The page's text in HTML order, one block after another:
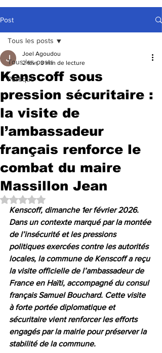
Post
Tous les posts
Politique
Tous les posts
Kenscoff sous
pression sécuritaire :
la visite de
l’ambassadeur
français renforce le
combat du maire
Massillon Jean
Joel Agoudou
2 févr. 3 min de lecture
Noté NaN étoiles sur 5.
Kenscoff, dimanche 1er février 2026.
Dans un contexte marqué par la montée
de l’insécurité et les pressions
politiques exercées contre les autorités
locales, la commune de Kenscoff a reçu
la visite officielle de l’ambassadeur de
France en Haïti, accompagné du consul
français Samuel Bouchard. Cette visite
à forte portée diplomatique et
sécuritaire vient renforcer les efforts
engagés par la mairie pour préserver la
stabilité de la commune.